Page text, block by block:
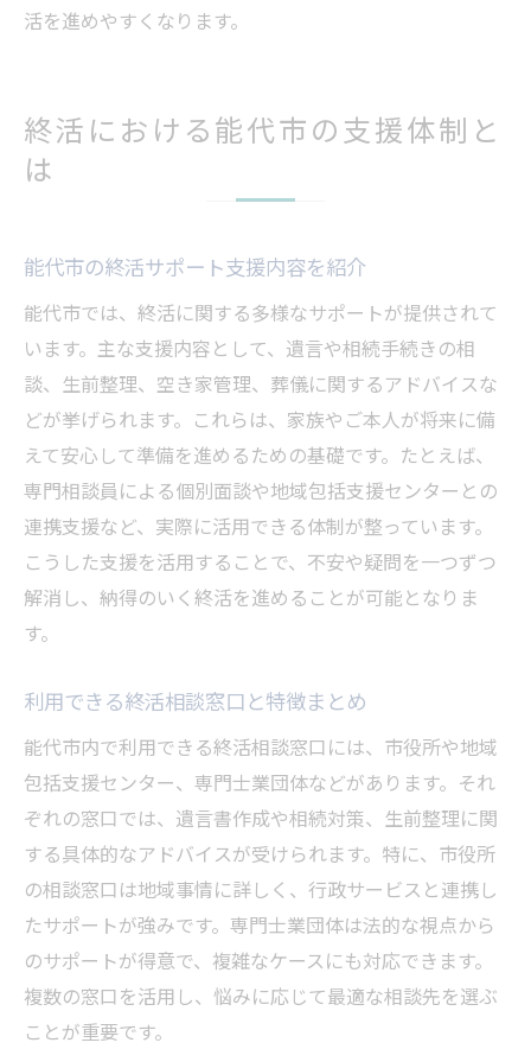
活を進めやすくなります。
終活における能代市の支援体制と
は
能代市の終活サポート支援内容を紹介
能代市では、終活に関する多様なサポートが提供されて
います。主な支援内容として、遺言や相続手続きの相
談、生前整理、空き家管理、葬儀に関するアドバイスな
どが挙げられます。これらは、家族やご本人が将来に備
えて安心して準備を進めるための基礎です。たとえば、
専門相談員による個別面談や地域包括支援センターとの
連携支援など、実際に活用できる体制が整っています。
こうした支援を活用することで、不安や疑問を一つずつ
解消し、納得のいく終活を進めることが可能となりま
す。
利用できる終活相談窓口と特徴まとめ
能代市内で利用できる終活相談窓口には、市役所や地域
包括支援センター、専門士業団体などがあります。それ
ぞれの窓口では、遺言書作成や相続対策、生前整理に関
する具体的なアドバイスが受けられます。特に、市役所
の相談窓口は地域事情に詳しく、行政サービスと連携し
たサポートが強みです。専門士業団体は法的な視点から
のサポートが得意で、複雑なケースにも対応できます。
複数の窓口を活用し、悩みに応じて最適な相談先を選ぶ
ことが重要です。